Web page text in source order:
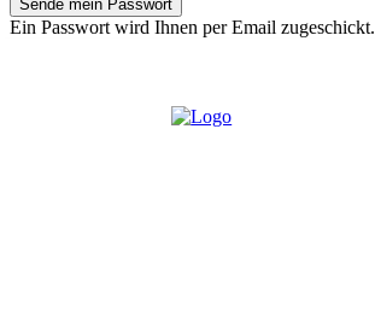
Ein Passwort wird Ihnen per Email zugeschickt.